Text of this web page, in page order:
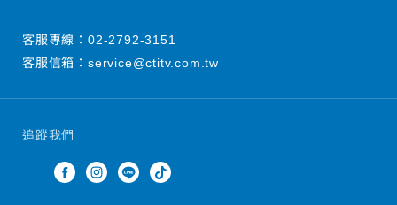
追蹤我們
客服專線： 02-2792-3151
客服信箱： service@ctitv.com.tw